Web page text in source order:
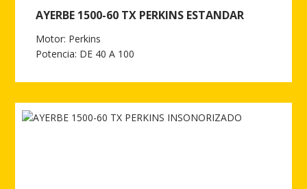
AYERBE 1500-60 TX PERKINS ESTANDAR
Motor: Perkins
Potencia: DE 40 A 100